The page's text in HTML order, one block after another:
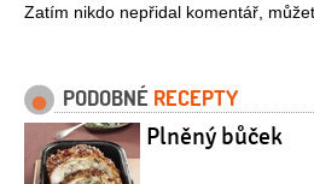
Zatím nikdo nepřidal komentář,
PODOBNÉ RECEPTY
Plněný bůček